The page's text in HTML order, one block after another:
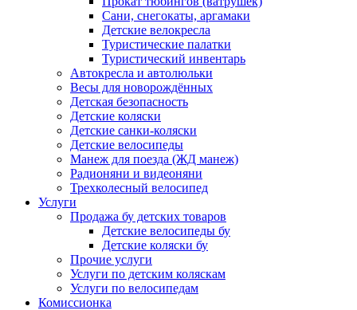
Сани, снегокаты, аргамаки
Детские велокресла
Туристические палатки
Туристический инвентарь
Автокресла и автолюльки
Весы для новорождённых
Детская безопасность
Детские коляски
Детские санки-коляски
Детские велосипеды
Манеж для поезда (ЖД манеж)
Радионяни и видеоняни
Трехколесный велосипед
Услуги
Продажа бу детских товаров
Детские велосипеды бу
Детские коляски бу
Прочие услуги
Услуги по детским коляскам
Услуги по велосипедам
Комиссионка